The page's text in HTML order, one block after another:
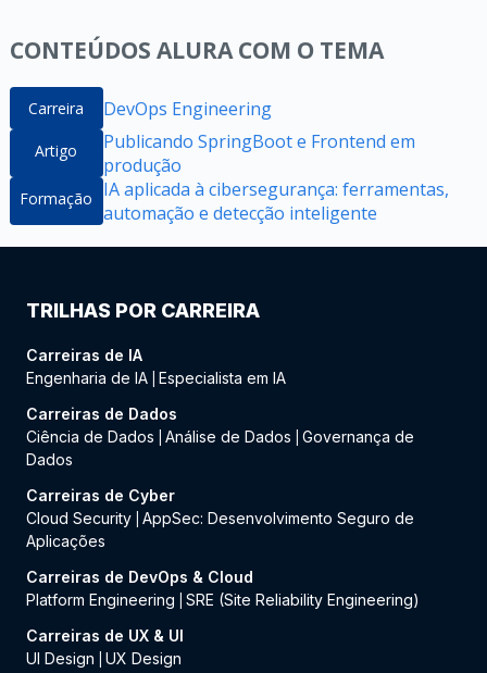
CONTEÚDOS ALURA COM O TEMA
Carreira DevOps Engineering
Artigo
Publicando SpringBoot e Frontend em
produção
Formação
IA aplicada à cibersegurança: ferramentas,
automação e detecção inteligente
TRILHAS POR CARREIRA
Carreiras de IA
Engenharia de IA Especialista em IA
Carreiras de Dados
Ciência de Dados
Análise de Dados
Governança de
Dados
Carreiras de Cyber
Cloud Security AppSec: Desenvolvimento Seguro de
Aplicações
Carreiras de DevOps & Cloud
Platform Engineering
SRE (Site Reliability Engineering)
Carreiras de UX & UI
UI Design
UX Design